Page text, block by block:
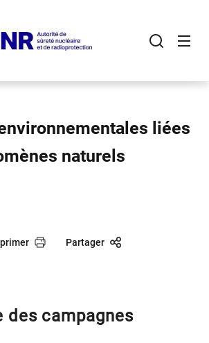
liées
naturels
Partager
des campagnes